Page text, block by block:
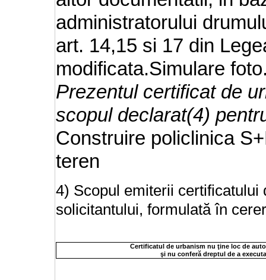
administratorului
art. 14,15 si 17 din
modificata.Simulare
Prezentul certificat de
scopul declarat(4)
Construire policlinica
teren
4) Scopul emiterii
solicitantului, formulată în
Certificatul de urbanism nu ţine loc de
şi nu conferă dreptul de a